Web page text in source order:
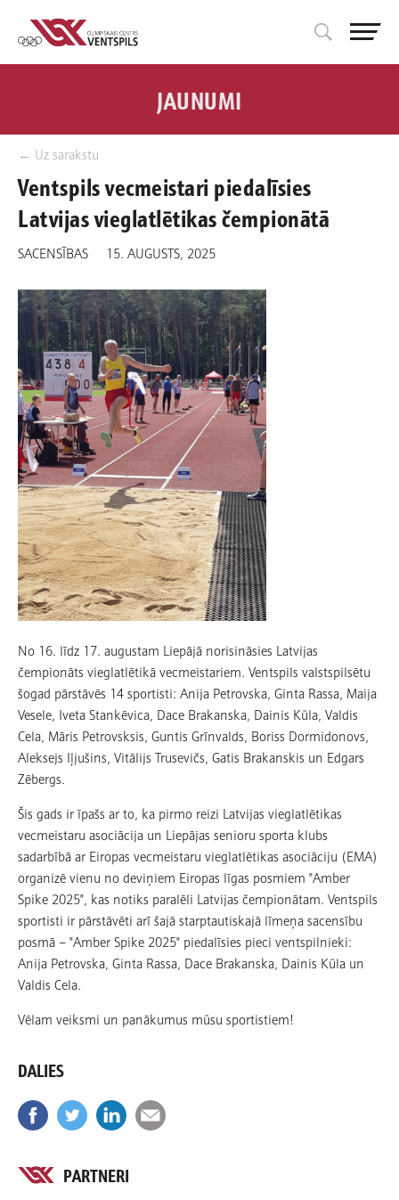
← Uz sarakstu
JAUNUMI
Ventspils vecmeistari piedalīsies
Latvijas vieglatlētikas čempionātā
SACENSĪBAS 15. AUGUSTS, 2025
No 16. līdz 17. augustam Liepājā norisināsies Latvijas
čempionāts vieglatlētikā vecmeistariem. Ventspils valstspilsētu
šogad pārstāvēs 14 sportisti: Anija Petrovska, Ginta Rassa, Maija
Vesele, Iveta Stankēvica, Dace Brakanska, Dainis Kūla, Valdis
Cela, Māris Petrovsksis, Guntis Grīnvalds, Boriss Dormidonovs,
Aleksejs Iļjušins, Vitālijs Trusevičs, Gatis Brakanskis un Edgars
Zēbergs.
Šis gads ir īpašs ar to, ka pirmo reizi Latvijas vieglatlētikas
vecmeistaru asociācija un Liepājas senioru sporta klubs
sadarbībā ar Eiropas vecmeistaru vieglatlētikas asociāciju (EMA)
organizē vienu no deviņiem Eiropas līgas posmiem "Amber
Spike 2025", kas notiks paralēli Latvijas čempionātam. Ventspils
sportisti ir pārstāvēti arī šajā starptautiskajā līmeņa sacensību
posmā – "Amber Spike 2025" piedalīsies pieci ventspilnieki:
Anija Petrovska, Ginta Rassa, Dace Brakanska, Dainis Kūla un
Valdis Cela.
Vēlam veiksmi un panākumus mūsu sportistiem!
DALIES
PARTNERI